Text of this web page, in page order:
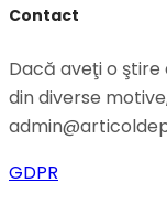
Contact
Dacă aveţi o
din diverse
GDPR